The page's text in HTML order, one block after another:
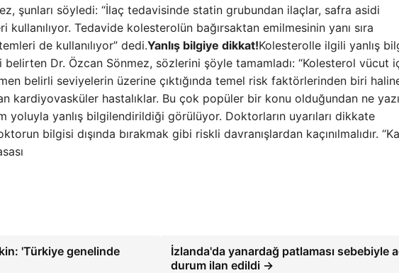
şunları söyledi: “İlaç tedavisinde statin grubundan ilaçlar, safra asidi
kullanılıyor. Tedavide kolesterolün bağırsaktan emilmesinin yanı sıra
de kullanılıyor” dedi.Yanlış bilgiye dikkat!Kolesterolle ilgili yanlış
Dr. Özcan Sönmez, sözlerini şöyle tamamladı: “Kolesterol vücut
belirli seviyelerin üzerine çıktığında temel risk faktörlerinden biri
kardiyovasküler hastalıklar. Bu çok popüler bir konu olduğundan ne
yoluyla yanlış bilgilendirildiği görülüyor. Doktorların uyarıları dikkate
bilgisi dışında bırakmak gibi riskli davranışlardan kaçınılmalıdır.
'Türkiye genelinde
İzlanda'da yanardağ patlaması sebebiyle
durum ilan edildi →